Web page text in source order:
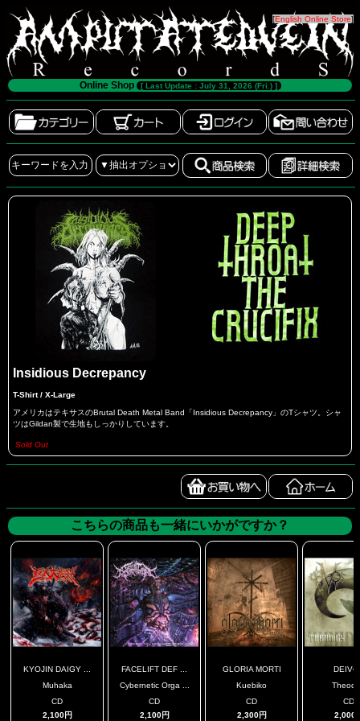
[English Online Store]
Online Shop [ Last Update : July 31, 2026 (Fri.) ]
Insidious Decrepancy
T-Shirt / X-Large
アメリカはテキサスのBrutal Death Metal Band「Insidious Decrepancy」のTシャツ。シャ
ツはGildan製で生地もしっかりしています。
Sold Out
こちらの商品も一緒にいかがですか？
KYOJIN DAIGY ...
Muhaka
CD
2,100円
FACELIFT DEF ...
Cybernetic Orga ...
CD
2,100円
GLORIA MORTI
Kuebiko
CD
2,300円
CD
2,000